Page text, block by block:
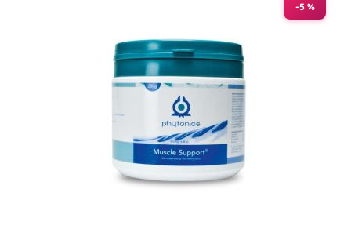
-5 %